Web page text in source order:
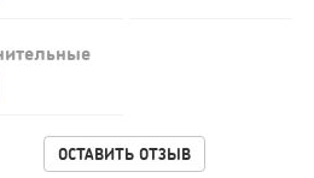
ОСТАВИТЬ ОТЗЫВ